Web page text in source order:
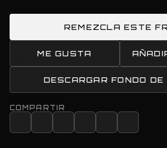
REMEZCLA ESTE
ME GUSTA
DESCARGAR FONDO
COMPARTIR